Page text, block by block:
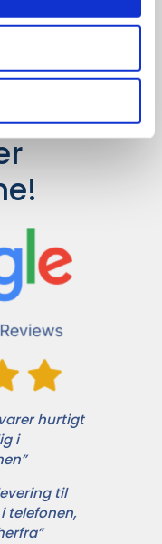
produkt
pris.
hurtigt
i
til
telefonen,